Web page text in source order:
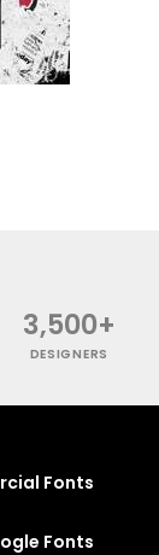
3,500+
DESIGNERS
Fonts
Fonts